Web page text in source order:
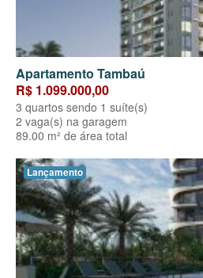
Apartamento Tambaú
R$ 1.099.000,00
3 quartos sendo 1 suíte(s)
2 vaga(s) na garagem
89.00 m² de área total
Lançamento